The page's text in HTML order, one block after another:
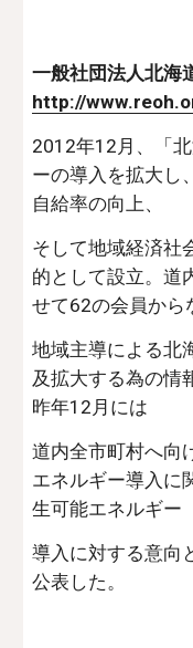
http://
2012年12月、「
ーの導入を拡大し
自給率の向上、
そして地域経済社
的として設立。道
せて62の会員から
地域主導による北
及拡大する為の情
昨年12月には
道内全市町村へ向
エネルギー導入に
生可能エネルギー
導入に対する意向
公表した。